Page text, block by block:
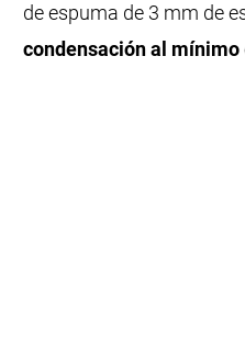
de espuma de 3 mm de
condensación al mínimo